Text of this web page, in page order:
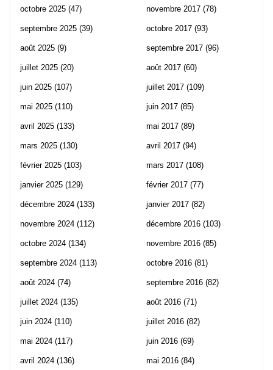
octobre 2025 (47)
septembre 2025 (39)
août 2025 (9)
juillet 2025 (20)
juin 2025 (107)
mai 2025 (110)
avril 2025 (133)
mars 2025 (130)
février 2025 (103)
janvier 2025 (129)
décembre 2024 (133)
novembre 2024 (112)
octobre 2024 (134)
septembre 2024 (113)
août 2024 (74)
juillet 2024 (135)
juin 2024 (110)
mai 2024 (117)
avril 2024 (136)
novembre 2017 (78)
octobre 2017 (93)
septembre 2017 (96)
août 2017 (60)
juillet 2017 (109)
juin 2017 (85)
mai 2017 (89)
avril 2017 (94)
mars 2017 (108)
février 2017 (77)
janvier 2017 (82)
décembre 2016 (103)
novembre 2016 (85)
octobre 2016 (81)
septembre 2016 (82)
août 2016 (71)
juillet 2016 (82)
juin 2016 (69)
mai 2016 (84)